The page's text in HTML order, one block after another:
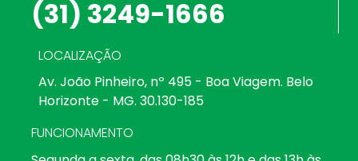
(31) 3249-1666
LOCALIZAÇÃO
Av. João Pinheiro, nº 495 - Boa Viagem. Belo
Horizonte - MG. 30.130-185
FUNCIONAMENTO